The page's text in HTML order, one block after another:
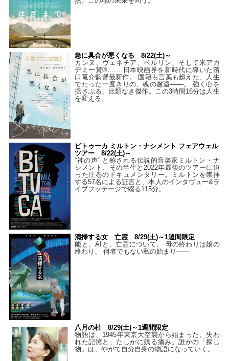
急に具合が悪くなる 8/22(土)～
カンヌ、ヴェネチア、ベルリン、そして米アカ
デミー賞®…… 日本映画界を新時代に導いた濱
口竜介監督最新作。 国籍も言葉も超えた、人生
でたった一度きりの、魂の邂逅――。 強く心を
揺さぶる、比類なき傑作。この3時間16分は人生
を変える。
ビトゥーカ ミルトン・ナシメント フェアウェル
ツアー 8/22(土)～
“神の声” と称される伝説的音楽家ミルトン・ナ
シメント、その半生と2022年最後のツアーに迫
った圧巻のドキュメンタリー。ミルトンを崇拝
する57名による証言と、本人のインタヴュー&ラ
イブフッテージで綴る115分。
清掃する女 亡霊 8/29(土)～1週間限定
能と、AIと、亡霊について。 母の終わりは娘の
終わり、 何者でもない私の始まり――
八月の杜 8/29(土)～1週間限定
物語は、1945年東京大空襲から始まった。失わ
れた記憶と、たしかに残る痛み。誰かの「探し
物」は、やがて自分自身の物語になっていく。